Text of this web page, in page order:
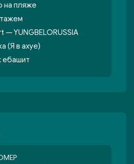
на пляже
— YUNGBELORUSSIA
(Я в ахуе)
ебашит